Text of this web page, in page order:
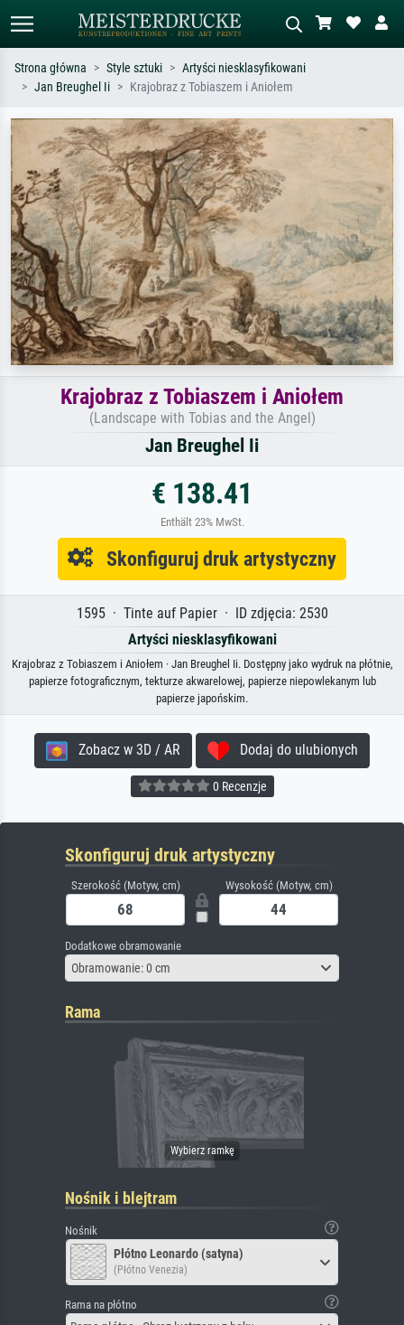
Szukaj wg artysty, tytułu lub stylu – np.
Monet, Gwiaździsta noc,
impresjonizm, fala Hokusaia, akt.
Opisz scenę – np. zielona łąka,
abstrakcja z czerwienią, ciemny olej,
stojący akt obok drzewa.
Strona główna Style sztuki
Artyści niesklasyfikowani
Jan Breughel Ii
Krajobraz z Tobiaszem i Aniołem
Krajobraz z Tobiaszem i Aniołem
(Landscape with Tobias and the Angel)
Jan Breughel Ii
€ 138.41
Enthält 23% MwSt.
Skonfiguruj druk artystyczny
1595 · Tinte auf Papier · ID zdjęcia: 2530
Artyści niesklasyfikowani
Krajobraz z Tobiaszem i Aniołem · Jan Breughel Ii. Dostępny jako wydruk na płótnie,
papierze fotograficznym, tekturze akwarelowej, papierze niepowlekanym lub
papierze japońskim.
Zobacz w 3D / AR Dodaj do ulubionych
0 Recenzje
Skonfiguruj druk artystyczny
Szerokość (Motyw, cm) Wysokość (Motyw, cm)
Dodatkowe obramowanie
Obramowanie: 0 cm
Rama
Nośnik i blejtram
Nośnik
Płótno Leonardo (satyna)
(Płótno Venezia)
Rama na płótno